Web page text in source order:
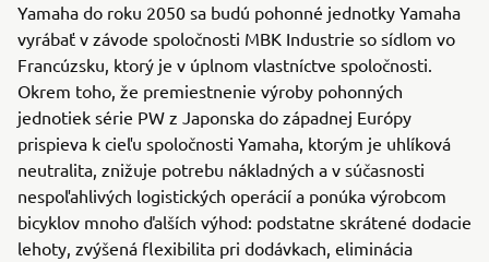
Yamaha do roku 2050 sa budú pohonné jednotky Yamaha
vyrábať v závode spoločnosti MBK Industrie so sídlom vo
Francúzsku, ktorý je v úplnom vlastníctve spoločnosti.
Okrem toho, že premiestnenie výroby pohonných
jednotiek série PW z Japonska do západnej Európy
prispieva k cieľu spoločnosti Yamaha, ktorým je uhlíková
neutralita, znižuje potrebu nákladných a v súčasnosti
nespoľahlivých logistických operácií a ponúka výrobcom
bicyklov mnoho ďalších výhod: podstatne skrátené dodacie
lehoty, zvýšená flexibilita pri dodávkach, eliminácia